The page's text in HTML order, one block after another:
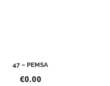
47 – PEMSA
€0.00